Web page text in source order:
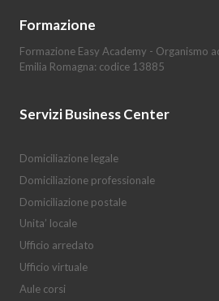
Formazione
Formazione Easy Academy - Organismo
Emilia Romagna: codice 13885
Servizi Business Center
Domiciliazione legale
Domiciliazione professionale
Domiciliazione postale
Unita’ locale
Ufficio arredato
Ufficio virtuale
Aule corsi